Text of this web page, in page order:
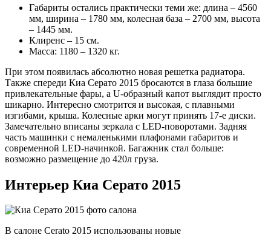
Габариты остались практически теми же: длина – 4560
мм, ширина – 1780 мм, колесная база – 2700 мм, высота
– 1445 мм.
Клиренс – 15 см.
Масса: 1180 – 1320 кг.
При этом появилась абсолютно новая решетка радиатора.
Также спереди Киа Серато 2015 бросаются в глаза большие
привлекательные фары, а U-образный капот выглядит просто
шикарно. Интересно смотрится и высокая, с плавными
изгибами, крыша. Колесные арки могут принять 17-е диски.
Замечательно вписаны зеркала с LED-поворотами. Задняя
часть машинки с немаленькими плафонами габаритов и
современной LED-начинкой. Багажник стал больше:
возможно размещение до 420л груза.
Интерьер Киа Серато 2015
В салоне Cerato 2015 использованы новые